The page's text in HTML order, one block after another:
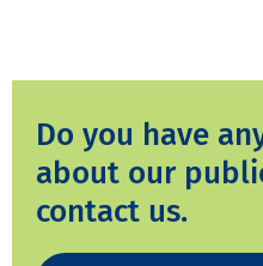
Do you have
about our
contact us.